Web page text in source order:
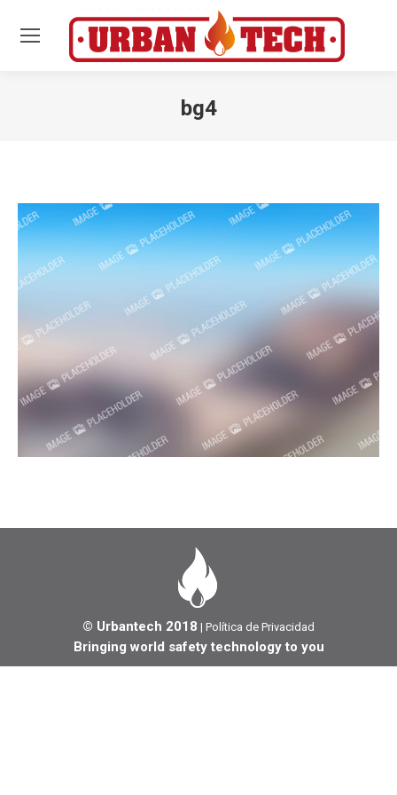
bg4
© Urbantech 2018 | Política de Privacidad
Bringing world safety technology to you